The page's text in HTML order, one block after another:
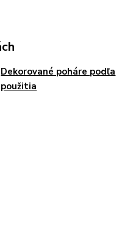
Dekorované poháre podľa
použitia